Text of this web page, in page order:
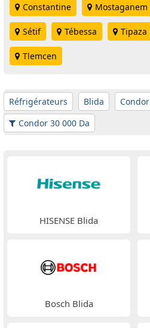
Constantine Mostaganem
Sétif Tébessa Tipaza
Tlemcen
Réfrigérateurs Blida Condor
Condor 30 000 Da
HISENSE Blida
Bosch Blida